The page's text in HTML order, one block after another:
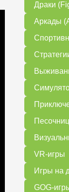
Драки
Аркады
VR-игры
Игры на
GOG-